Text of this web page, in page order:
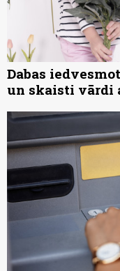
Dabas
un skaisti vārdi